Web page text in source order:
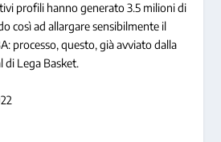
profili hanno generato 3.5 milioni di
così ad allargare sensibilmente il
processo, questo, già avviato dalla
Lega Basket.